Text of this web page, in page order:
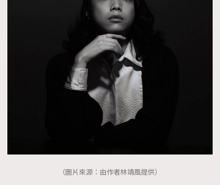
（圖片來源：由作者林靖風提供）